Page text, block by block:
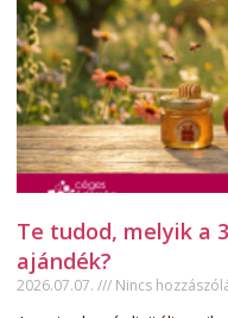
Te tudod, melyik a
ajándék?
2026.07.07. Nincs